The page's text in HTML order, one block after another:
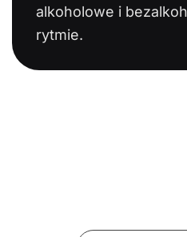
alkoholowe i
rytmie.